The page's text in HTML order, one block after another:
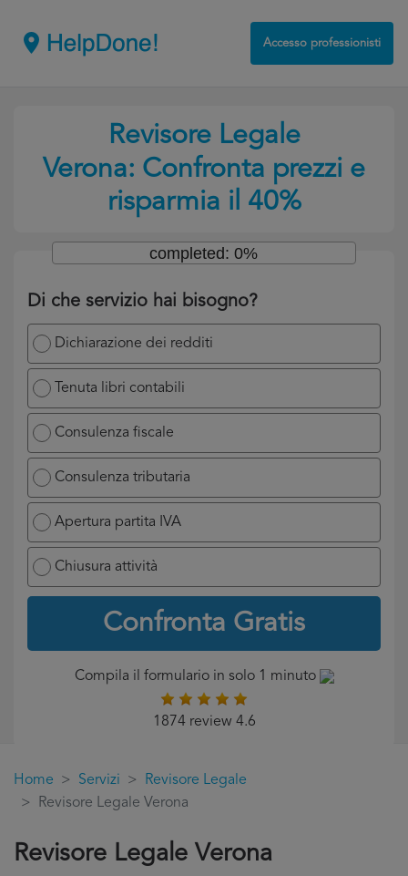
Accesso professionisti
Revisore Legale
Verona: Confronta prezzi e
risparmia il 40%
Di che servizio hai bisogno?
Dichiarazione dei redditi
Tenuta libri contabili
Consulenza fiscale
Consulenza tributaria
Apertura partita IVA
Chiusura attività
Confronta Gratis
completed: 0%
Compila il formulario in solo 1 minuto
1874 review 4.6
Home Servizi
Revisore Legale
Revisore Legale Verona
Revisore Legale Verona